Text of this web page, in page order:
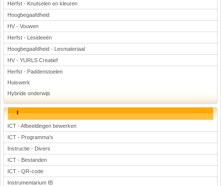
Herfst - Knutselen en kleuren
Hoogbegaafdheid
HV - Vouwen
Herfst - Lesideeën
Hoogbegaafdheid - Lesmateriaal
HV - YURLS Creatief
Herfst - Paddenstoelen
Huiswerk
Hybride onderwijs
I
ICT - Afbeeldingen bewerken
ICT - Programma's
Instructie - Divers
ICT - Bestanden
ICT - QR-code
Instrumentarium IB